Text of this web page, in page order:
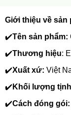
Giới thiệu về sản
✔️Tên sản phẩm:
✔️Thương hiệu:
✔️Xuất xứ: Việt
✔️ Khối lượng
✔️Cách đóng gói: